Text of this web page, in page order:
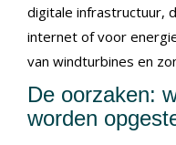
digitale infrastructuur,
internet of voor
van windturbines en
De oorzaken:
worden